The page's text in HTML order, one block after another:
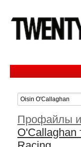
Профайлы
O'Callaghan